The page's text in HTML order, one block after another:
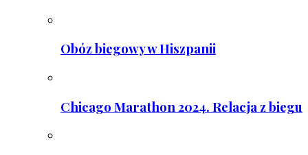
Obóz biegowy w Hiszpanii
Chicago Marathon 2024. Relacja z biegu